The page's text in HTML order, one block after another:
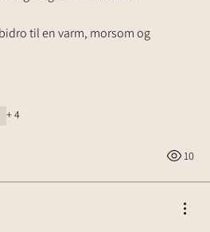
til en varm, morsom og
+4
10